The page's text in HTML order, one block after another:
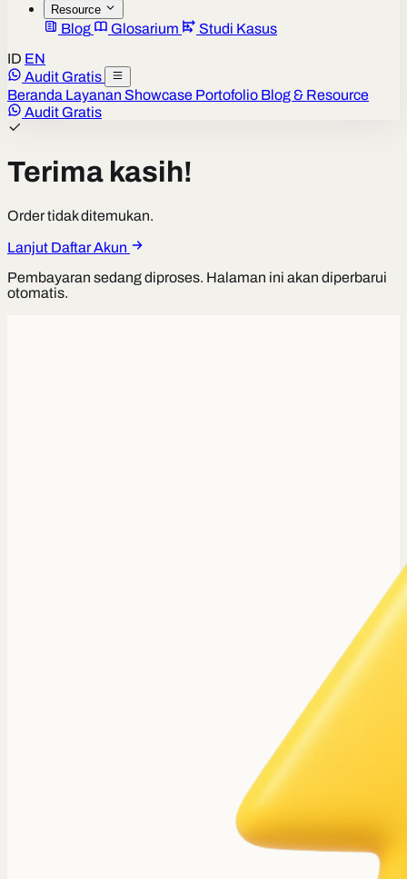
Resource
Blog Glosarium
Studi Kasus
ID EN
Audit Gratis
Beranda Layanan Showcase Portofolio Blog & Resource
Audit Gratis
Terima kasih!
Order tidak ditemukan.
Lanjut Daftar Akun
Pembayaran sedang diproses. Halaman ini akan diperbarui
otomatis.